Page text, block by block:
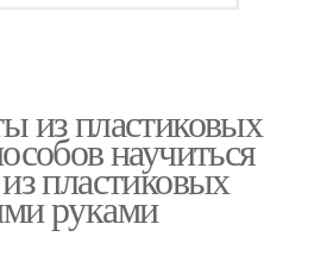
из пластиковых
научиться
пластиковых
руками